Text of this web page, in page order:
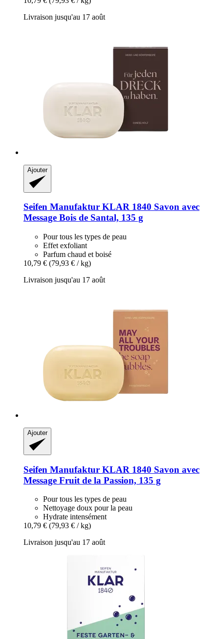
Livraison jusqu'au 17 août
Ajouter
Seifen Manufaktur KLAR 1840 Savon avec
Message Bois de Santal, 135 g
Pour tous les types de peau
Effet exfoliant
Parfum chaud et boisé
10,79 € (79,93 € / kg)
Livraison jusqu'au 17 août
Ajouter
Seifen Manufaktur KLAR 1840 Savon avec
Message Fruit de la Passion, 135 g
Pour tous les types de peau
Nettoyage doux pour la peau
Hydrate intensément
10,79 € (79,93 € / kg)
Livraison jusqu'au 17 août